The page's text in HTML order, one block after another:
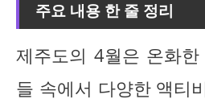
주요 내용 한 줄 정리
제주도의 4월은 온화
들 속에서 다양한 액티